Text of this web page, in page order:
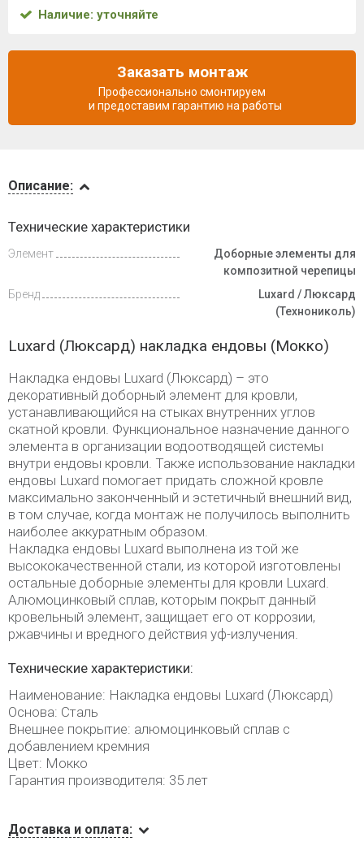
и оплата
Описание:
Технические характеристики
Элемент
Доборные элементы для
композитной черепицы
Бренд
Luxard / Люксард
(Технониколь)
Luxard (Люксард) накладка ендовы (Мокко)
Накладка ендовы Luxard (Люксард) – это
декоративный доборный элемент для кровли,
устанавливающийся на стыках внутренних углов
скатной кровли. Функциональное назначение данного
элемента в организации водоотводящей системы
внутри ендовы кровли. Также использование накладки
ендовы Luxard помогает придать сложной кровле
максимально законченный и эстетичный внешний вид,
в том случае, когда монтаж не получилось выполнить
наиболее аккуратным образом.
Накладка ендовы Luxard выполнена из той же
высококачественной стали, из которой изготовлены
остальные доборные элементы для кровли Luxard.
Алюмоцинковый сплав, которым покрыт данный
кровельный элемент, защищает его от коррозии,
ржавчины и вредного действия уф-излучения.
Технические характеристики:
Наименование: Накладка ендовы Luxard (Люксард)
Основа: Сталь
Внешнее покрытие: алюмоцинковый сплав с
добавлением кремния
Цвет: Мокко
Гарантия производителя: 35 лет
Доставка и оплата:
Наличие: уточняйте
Заказать монтаж
Профессионально смонтируем
и предоставим гарантию на работы